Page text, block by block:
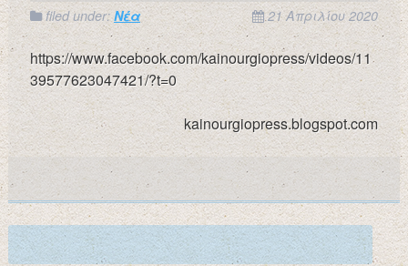
21 Απριλίου 2020
filed under:Νέα
https://www.facebook.com/kainourgiopress/videos/11
39577623047421/?t=0
kainourgiopress.blogspot.com
Search
for: